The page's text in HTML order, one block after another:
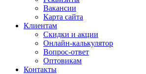
Вакансии
Карта сайта
Клиентам
Скидки и акции
Онлайн-калькулятор
Вопрос-ответ
Оптовикам
Контакты